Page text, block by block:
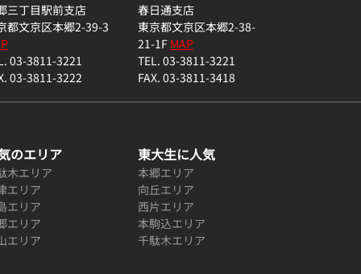
三丁目駅前支店
都文京区本郷2-39-3
03-3811-3221
03-3811-3222
春日通支店
東京都文京区本郷2-38-
21-1FMAP
TEL. 03-3811-3221
FAX. 03-3811-3418
のエリア
木エリア
エリア
エリア
エリア
エリア
東大生に人気
本郷エリア
向丘エリア
西片エリア
本駒込エリア
千駄木エリア